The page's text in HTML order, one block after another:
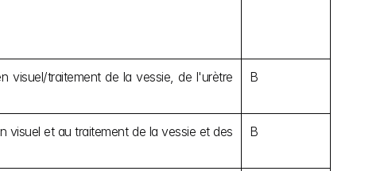
visuel/traitement de la vessie, de l'urètre
B
et au traitement de la vessie et des
B